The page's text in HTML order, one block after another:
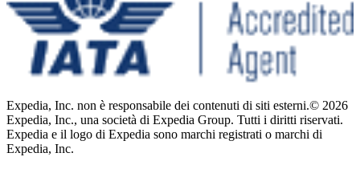
Expedia, Inc. non è responsabile dei contenuti di siti esterni.© 2026
Expedia, Inc., una società di Expedia Group. Tutti i diritti riservati.
Expedia e il logo di Expedia sono marchi registrati o marchi di
Expedia, Inc.